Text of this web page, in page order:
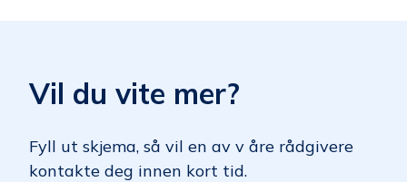
Vil du vite mer?
Fyll ut skjema, så vil en av v åre rådgivere
kontakte deg innen kort tid.